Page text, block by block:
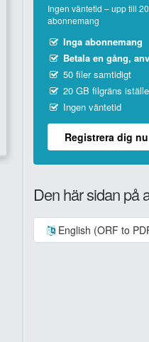
Ingen väntetid – upp till
abonnemang
Inga abonnemang
Betala en gång,
50 filer samtidigt
20 GB filgräns
Ingen väntetid
Registrera dig nu
Den här sidan på
English (ORF to